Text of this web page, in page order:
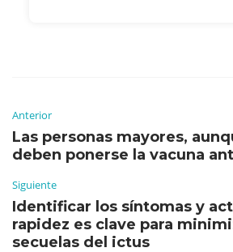
Anterior
Las personas mayores,
deben ponerse la vacuna
Siguiente
Identificar los síntomas y
rapidez es clave para
secuelas del ictus